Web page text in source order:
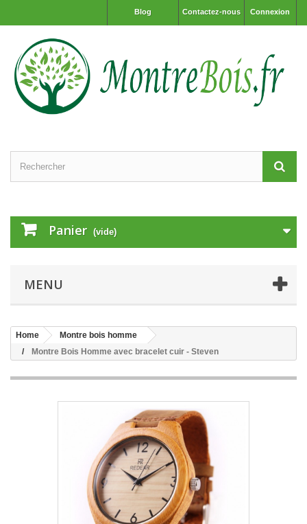
Connexion
Contactez-nous
Blog
Panier (vide)
MENU
Home
Montre bois homme
Montre Bois Homme avec bracelet cuir - Steven